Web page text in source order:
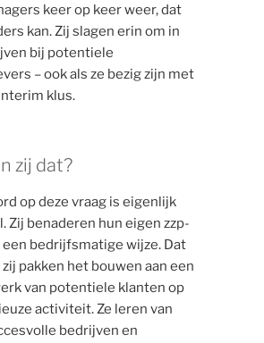
keer op keer weer, dat
kan. Zij slagen erin om in
bij potentiele
– ook als ze bezig zijn met
klus.
zij dat?
op deze vraag is eigenlijk
Zij benaderen hun eigen zzp-
een bedrijfsmatige wijze. Dat
pakken het bouwen aan een
van potentiele klanten op
activiteit. Ze leren van
bedrijven en